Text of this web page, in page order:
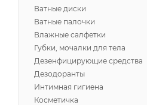
Ватные диски
Ватные палочки
Влажные салфетки
Губки, мочалки для тела
Дезенфицирующие средства
Дезодоранты
Интимная гигиена
Косметичка